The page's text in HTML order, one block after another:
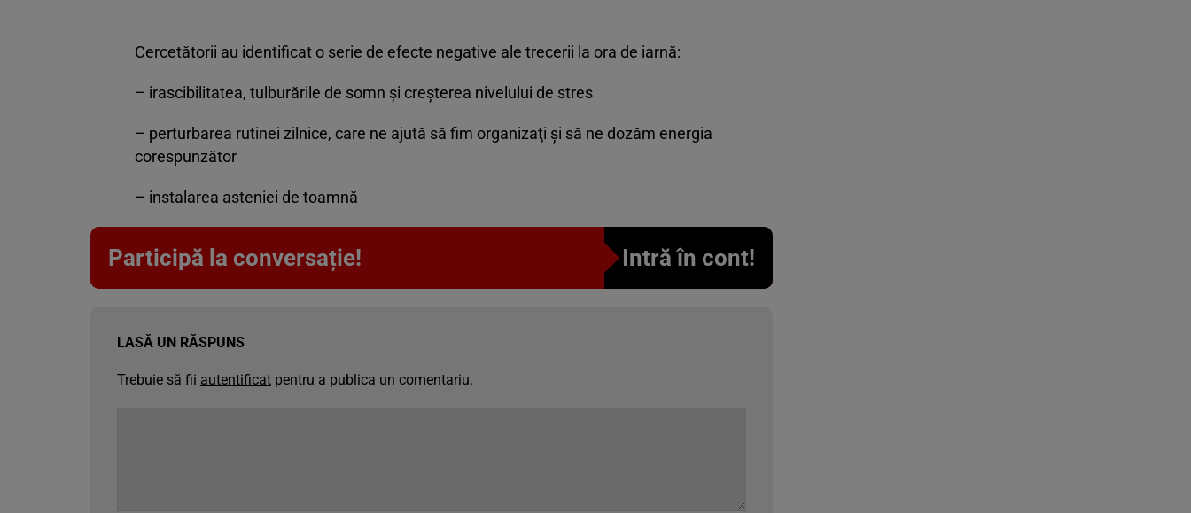
Cercetătorii au identificat o serie de efecte negative ale trecerii la ora de iarnă:
– irascibilitatea, tulburările de somn şi creşterea nivelului de stres
– perturbarea rutinei zilnice, care ne ajută să fim organizaţi şi să ne dozăm energia
corespunzător
– instalarea asteniei de toamnă
Participă la conversație! Intră în cont!
LASĂ UN RĂSPUNS
Trebuie să fii autentificat pentru a publica un comentariu.